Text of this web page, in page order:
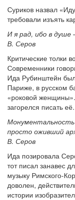
Суриков назвал
требовали изъять
И я рад, ибо в душе
В. Серов
Критические толки
Современники
Ида Рубинштейн
Париже, в русском
«роковой
загорелся писать её.
просто оживший
В. Серов
Ида позировала
тот писал занавес
музыку Римского-
доволен,
истории